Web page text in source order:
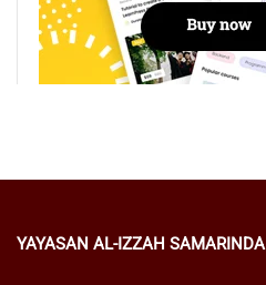
YAYASAN AL-IZZAH SAMARINDA